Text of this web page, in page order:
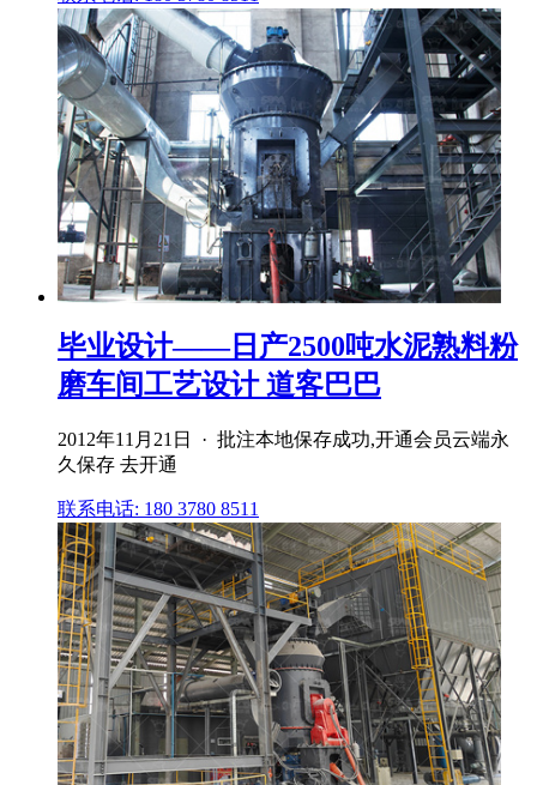
毕业设计——日产2500吨水泥熟料粉
磨车间工艺设计 道客巴巴
2012年11月21日 · 批注本地保存成功,开通会员云端永
久保存 去开通
联系电话: 180 3780 8511